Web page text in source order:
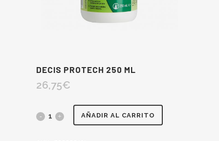
DECIS PROTECH 250 ML
26,75€
AÑADIR AL CARRITO